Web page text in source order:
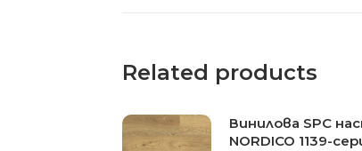
Related products
Винилова SPC
NORDICO 1139-